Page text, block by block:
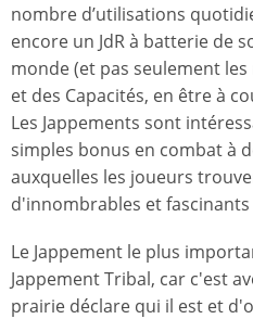
nombre d’utilisations
encore un JdR à batterie de
monde (et pas seulement les
et des Capacités, en être à
Les Jappements sont
simples bonus en combat à
auxquelles les joueurs
d'innombrables et fascinants
Le Jappement le plus
Jappement Tribal, car c'est
prairie déclare qui il est et